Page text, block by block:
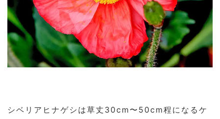
シベリアヒナゲシは草丈30cm〜50cm程になるケ